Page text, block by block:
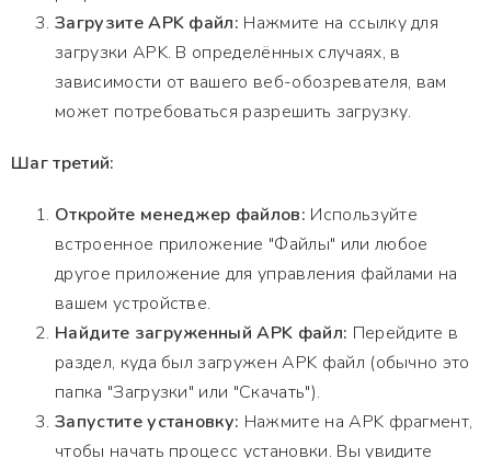
Загрузите APK файл: Нажмите на ссылку для
загрузки APK. В определённых случаях, в
зависимости от вашего веб-обозревателя, вам
может потребоваться разрешить загрузку.
Шаг третий:
Откройте менеджер файлов: Используйте
встроенное приложение "Файлы" или любое
другое приложение для управления файлами на
вашем устройстве.
Найдите загруженный APK файл: Перейдите в
раздел, куда был загружен APK файл (обычно это
папка "Загрузки" или "Скачать").
Запустите установку: Нажмите на APK фрагмент,
чтобы начать процесс установки. Вы увидите